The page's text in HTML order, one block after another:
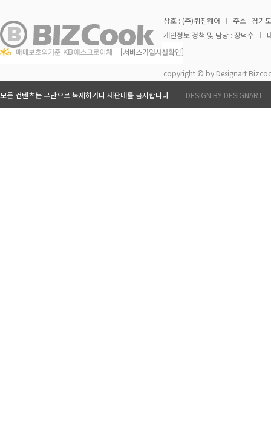
상호 : (주)퀴진웨어
주소 : 경기
개인정보 정책 및 담당 : 장덕수
copyright © by Designart
모든 컨텐츠는 무단으로 복제하거나 재판매를 금지합니다 DESIGN BY DESIGNART.